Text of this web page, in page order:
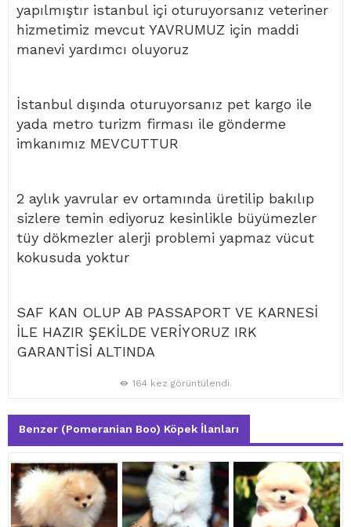
yapılmıştır istanbul içi oturuyorsanız veteriner
hizmetimiz mevcut YAVRUMUZ için maddi
manevi yardımcı oluyoruz
İstanbul dışında oturuyorsanız pet kargo ile
yada metro turizm firması ile gönderme
imkanımız MEVCUTTUR
2 aylık yavrular ev ortamında üretilip bakılıp
sizlere temin ediyoruz kesinlikle büyümezler
tüy dökmezler alerji problemi yapmaz vücut
kokusuda yoktur
SAF KAN OLUP AB PASSAPORT VE KARNESİ
İLE HAZIR ŞEKİLDE VERİYORUZ IRK
GARANTİSİ ALTINDA
164 kez görüntülendi.
Benzer (Pomeranian Boo) Köpek İlanları